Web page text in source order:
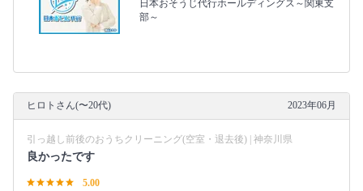
日本おそうじ代行ホールディングス～関東支
部～
ヒロトさん(〜20代) 2023年06月
引っ越し前後のおうちクリーニング(空室・退去後) | 神奈川県
良かったです
5.00